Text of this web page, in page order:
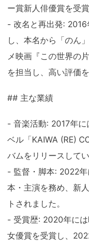
ー賞新人俳優賞を受賞
- 改名と再出発: 2016
し、本名から「のん
メ映画『この世界の
を担当し、高い評価
## 主な業績
- 音楽活動: 2017年に
ベル「KAIWA (RE)
バムをリリースしてい
- 監督・脚本: 2022
本・主演を務め、新
トされました。
- 受賞歴: 2020年に
女優賞を受賞し、